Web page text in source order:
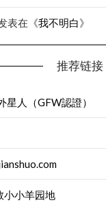
表在《我不明白》
推荐链接
星人（GFW認證）
小小羊园地